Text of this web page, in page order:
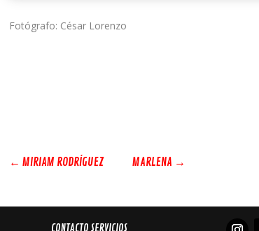
Fotógrafo: César Lorenzo
← MIRIAM RODRÍGUEZ MARLENA →